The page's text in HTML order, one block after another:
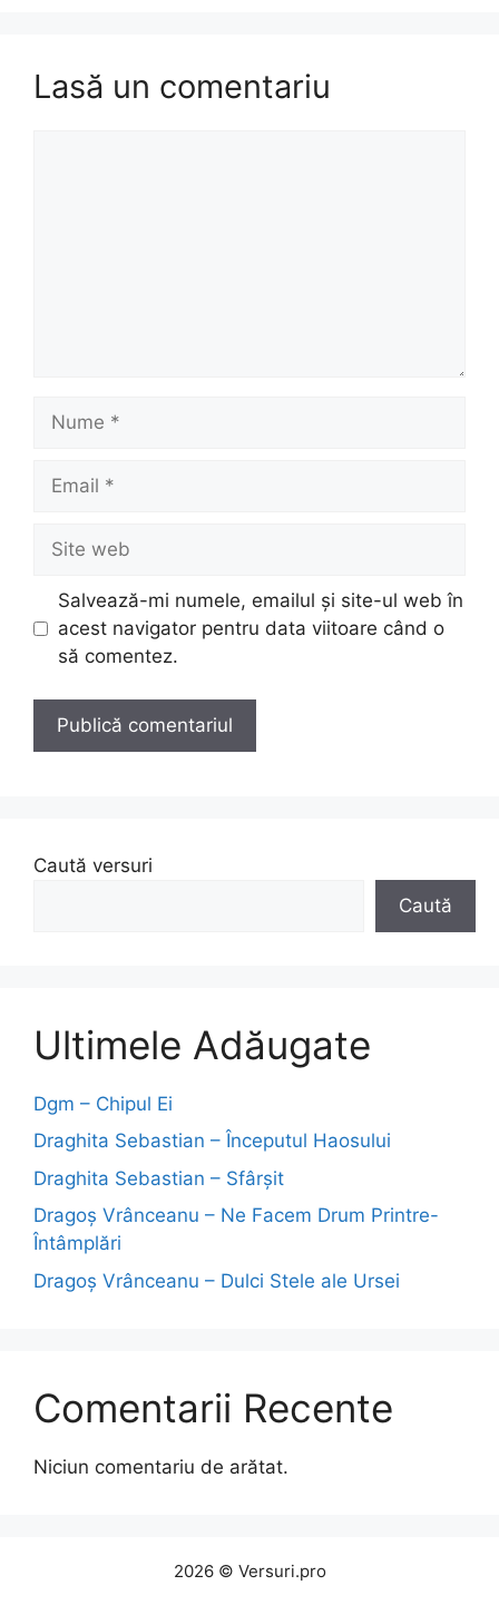
Lasă un comentariu
Nume
Email
Site
web
Salvează-mi numele, emailul și site-ul web în
acest navigator pentru data viitoare când o
să comentez.
Caută versuri
Caută
Ultimele Adăugate
Dgm – Chipul Ei
Draghita Sebastian – Începutul Haosului
Draghita Sebastian – Sfârșit
Dragoş Vrânceanu – Ne Facem Drum Printre-
Întâmplări
Dragoş Vrânceanu – Dulci Stele ale Ursei
Comentarii Recente
Niciun comentariu de arătat.
2026 © Versuri.pro